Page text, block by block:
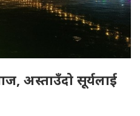
अस्ताउँदो सूर्यलाई